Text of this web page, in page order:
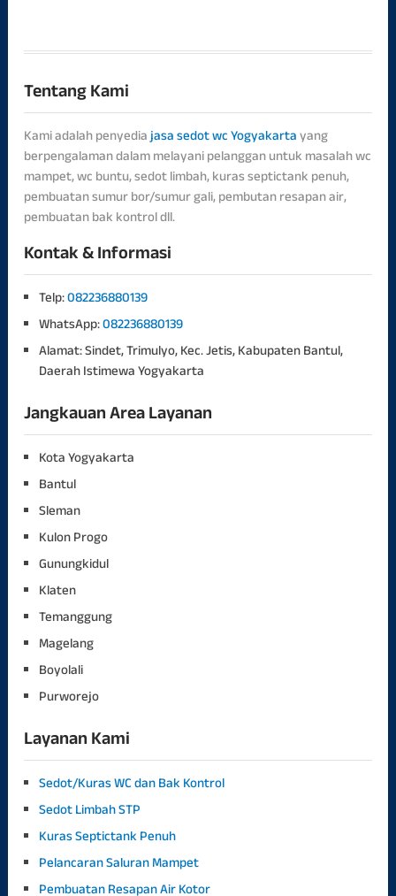
Tentang Kami
Kami adalah penyediajasa sedot wc Yogyakartayang
berpengalaman dalam melayani pelanggan untuk masalah wc
mampet, wc buntu, sedot limbah, kuras septictank penuh,
pembuatan sumur bor/sumur gali, pembutan resapan air,
pembuatan bak kontrol dll.
Kontak & Informasi
Telp:082236880139
WhatsApp:082236880139
Alamat: Sindet, Trimulyo, Kec. Jetis, Kabupaten Bantul,
Daerah Istimewa Yogyakarta
Jangkauan Area Layanan
Kota Yogyakarta
Bantul
Sleman
Kulon Progo
Gunungkidul
Klaten
Temanggung
Magelang
Boyolali
Purworejo
Layanan Kami
Sedot/Kuras WC dan Bak Kontrol
Sedot Limbah STP
Kuras Septictank Penuh
Pelancaran Saluran Mampet